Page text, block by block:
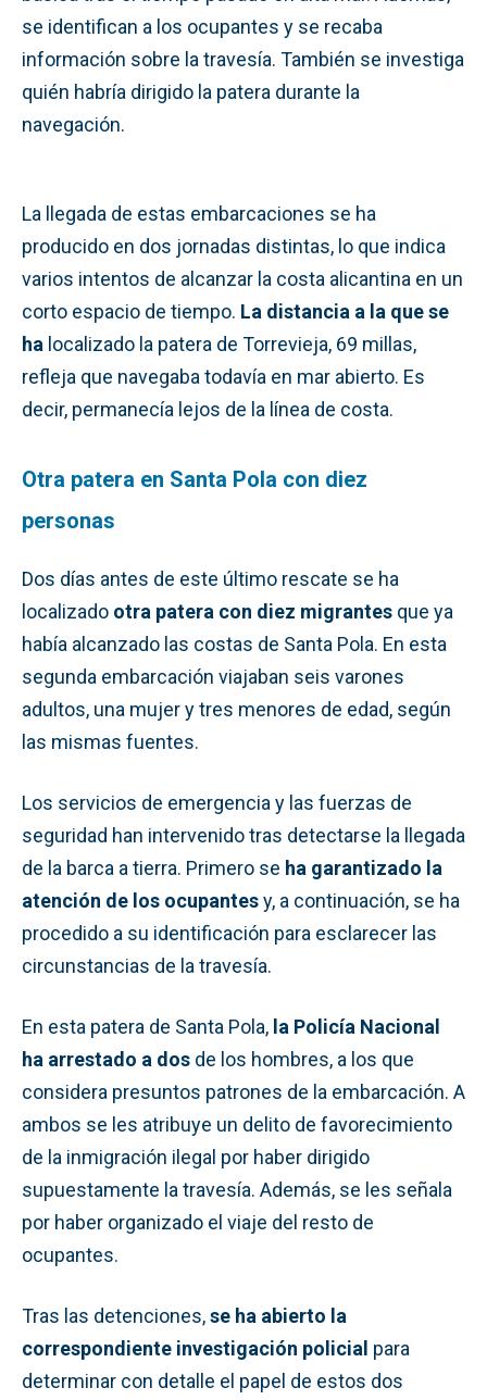
se identifican a los ocupantes y se recaba
información sobre la travesía. También se investiga
quién habría dirigido la patera durante la
navegación.
La llegada de estas embarcaciones se ha
producido en dos jornadas distintas, lo que indica
varios intentos de alcanzar la costa alicantina en un
corto espacio de tiempo. La distancia a la que se
ha localizado la patera de Torrevieja, 69 millas,
refleja que navegaba todavía en mar abierto. Es
decir, permanecía lejos de la línea de costa.
Otra patera en Santa Pola con diez
personas
Dos días antes de este último rescate se ha
localizado otra patera con diez migrantes que ya
había alcanzado las costas de Santa Pola. En esta
segunda embarcación viajaban seis varones
adultos, una mujer y tres menores de edad, según
las mismas fuentes.
Los servicios de emergencia y las fuerzas de
seguridad han intervenido tras detectarse la llegada
de la barca a tierra. Primero se ha garantizado la
atención de los ocupantesy, a continuación, se ha
procedido a su identificación para esclarecer las
circunstancias de la travesía.
En esta patera de Santa Pola, la Policía Nacional
ha arrestado a dos de los hombres, a los que
considera presuntos patrones de la embarcación. A
ambos se les atribuye un delito de favorecimiento
de la inmigración ilegal por haber dirigido
supuestamente la travesía. Además, se les señala
por haber organizado el viaje del resto de
ocupantes.
Tras las detenciones,se ha abierto la
correspondiente investigación policial para
determinar con detalle el papel de estos dos